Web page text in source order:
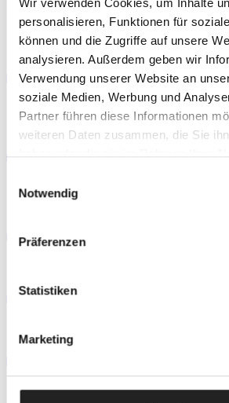
personalisieren, Funktionen für
können und die Zugriffe auf unsere
analysieren. Außerdem geben wir
Verwendung unserer Website an
soziale Medien, Werbung und
Partner führen diese Informationen
weiteren Daten zusammen, die Sie
Notwendig
Präferenzen
Statistiken
Marketing
DOWNLOADS
Technische Informationen
pdf | 4,1 MB
Kreativdatenblatt Accento
Classico
pdf | 182,0 KB
Kreativdatenblatt Accento
pdf | 314,0 KB
Kreativdatenblatt Accento
pdf | 516,0 KB
Kreativdatenblatt Universe